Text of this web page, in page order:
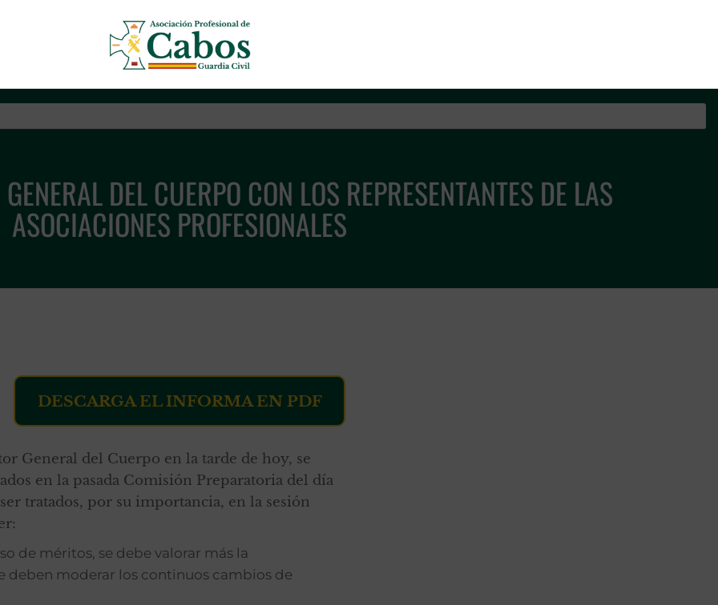
Asociación Profesional de Cabos de la Guardia Civil
DEL CUERPO CON LOS REPRESENTANTES DE LAS
ASOCIACIONES PROFESIONALES
DESCARGA EL INFORMA EN PDF
General del Cuerpo en la tarde de hoy, se
en la pasada Comisión Preparatoria del día
tratados, por su importancia, en la sesión
de méritos, se debe valorar más la
deben moderar los continuos cambios de